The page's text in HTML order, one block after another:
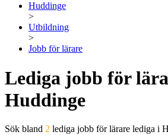
Huddinge
>
Utbildning
>
Jobb för lärare
Lediga jobb för
Huddinge
Sök bland 2 lediga jobb för lärare lediga i